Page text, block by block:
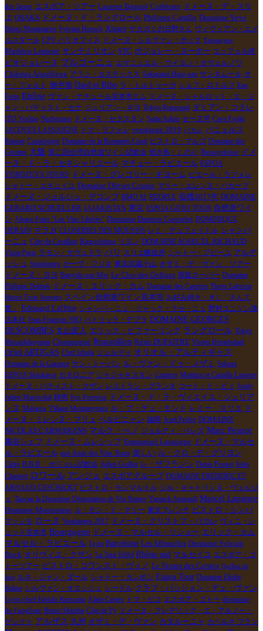
des Jarres エスポア・ツアー Laurent Bagnol Corbieres ドメーヌ・デ・スリ
エ OSAKA ドメーヌ・ド・ラングロール Philippe Carrille Domaine Yoyo
Bistro Montmartre Sylvain Hoesch Alsace サカガミの日野さん ヴィヴィアン・エメ
ルスダール CPV パリオフィス ドメーヌ・シルヴァン・ボック Estezargue
Mathieu Lapierre サンテミリオン STC ボジョレー・ヌーボー エッフェル塔
ビオジョレーヌ ブルゴーニュ
エマニュエル・ウイヨン・オヴェルノワ
Château Aiguilloux アラン・カステックス Sakagami Hino-san サンタムール オ
ー・フォルト 地中海 Dard et Ribo ラ・トルトゥーガ シェフ・ロドルフ Eau
Forte Rhône ヴァン・ナチュール見本市ビム
ドメーヌ・シャルロット・エ・ジ
ャン・バティスト・セナ ジュリアン・ギヨ Tokyo Roppongi ダミアン・コクレ
ITO Yoshio Narbonne ドメーヌ・セクスタン Saint Aubin セーヌ河 Cave Fujiki
JACQUES LASSAIGNE トマ・ラフォレ vendange 2019 パカレ バニュルス
Ramon Catalogne Domaine de la Romanée-Conti ビストロ・マルゴ Domaine des
Griottes 大阪 第二回台湾自然派ワイン試飲会 焼き鳥・しのり Beaujoloise ドメ
ーヌ・ド・ラ・セネシャリエール マチュー・ラピエール ESPOA
YOROZUYA TOURS
ドメーヌ・グレゴリー・ギヨーム ピエール・ラフォレ
シャトー・エギュイユ Domaine Olivier Cousin マリー・エレンヌ・バカーブ
ドメーヌ・ジョルジュ・デコンブ BMO 社 PEOPLE 収穫2017年 DOMAINE
GERARD SCHUELLER JAJAKISTAN 東京 ESPOA GOTO TOUR 自然派ワイ
ン Alsace Foire "Les Vins Libérés" Domaine Damien Coquelet DOMINIQUE
DERAIN マラガ CLOSERIES DES MOUSSIS レミ・デュフェイトル シャンパ
ーニュ Côte de Castillon Kagoshima リヨン DOMAINE MARCEL RICHAUD
Visite Paris ラモン・サヴェドラ パリ スリエ醸造所 シャトー・プピーユ アルデ
ッシュ Strasbourg カーヴ・フジキ 東京武蔵小山 オザミ・デ・ヴァン ツアー
ドメーヌ・ヨヨ Banyuls-sur-Mer Le Clos des Grillons 質販スーパー Domaine
Philippe Delmée ドメーヌ・エリック・カム Domaine des Capriers Pierre Laforest
Bistro Trois Amours スペイン自然派ワイン見本市 お好み焼き・きじ「さんて
寛」
Edouard Laffitte シャンパ－ニュ・ジャック・ラセ－ニュ 野村ユニソン諏
訪本社 Jean-Francois NIQ パトリック・デプラ DOMAINE GEORGES
DESCOMBES 丸山宏人 エリック・ピファーリング ラングロール Tokyo
Musashikoyama Champagne Roussillon Rémi DUFAITRE Vivien Hemelsdael
Oriol ARTIGAS Chef Ishida ジョルディ オリオル・アルティギャス
Domaine de la Garance サン・トーバン ル・ヴァン・ドゥ・メザミ Sakura
ESPOA Shinkawa カタロニア ジャジャキスタン Lapierre Mathieu et Camille Lapierre
ドメーヌ・バティスト・クザン レストラン・グラン８ コート・ド・ピィ Jordy
Julien Mareschal 静岡 Ivo Ferreira
ドメーヌ・ド・ラ・ヴィエイユ・ジュリア
ンヌ Malaga Village Montpeyroux ル・ブ・デュ・モンド レミー・スリエ
ド
メーヌ・ミレンヌ・ブリュ ペルピニャン 福岡 Axel Prϋfer DOMAINE
NICOLAS CARMARANS マルク・ぺノ ジョルディ・ペレズ Marc Pesnot
萬谷シェフ ドメーヌ・ムレシップ Emmanuel Lassaigne ドメーヌ・マルセ
ル・ラピエール aux Amis des Vins Tours 楽しい ル・クロ・デ・グリヨン
Cidre B.B.B. ボジョレ試飲会 Julien Guillot レ・ザフランシ Denis Pesnot Jules
Chauvet ロワール アンジェ エスポアグループ DOMAINE FREDERIC ET
ARNAUD GESCHICKT ビストロ・モンマルトル ジル・キャトリンヌ・ヴェルジ
ェ Taiwan la Deuxième Dégustation de Vin Nature Yannick Amirault Marcel Lapierre
Domaine Mouressipe ル・モン・ド・マリー 東京フレンチ ビストロ・シンバ
マッシモ ローヌ Vendanges 2017 ドメーヌ・クリストフ・パカレ ヴィニ・シ
ュッド見本市 Bourgogne ドメーヌ・マルセル・リショー エリック・カム
マルセル・ラピエール Lyon Barcelone Les Affranchis Domaine Sylvain
Bock オリヴィエ・クザン La Tour Eiffel Rhône sud マルセイユ エスポア・ゴ
トーツアー ビストロ・コワンスト・ヴィノ Le Temps des Cerises Quilles de
Joie ルネ・ジャン・ダール シャトー・カンボン Espoa Tour Domaine Elodie
Balme シルヴァン・オエッシュ シードル クラブ・パッション・デュ・ヴァン
Lyon chef Ishida Katsumi Alain Castex トマ・ピコ エスポア・ゴトー domaine
de l'anglore Bistro Shimba Côte de Py ドメーヌ・フレデリック・エ・アルノー・
ゲシクト アルザス 九州 オザミ・デ・ヴァン カタルーニャ カベルネ フラン